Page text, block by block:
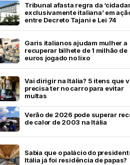
Tribunal afasta regra da
exclusivamente italiana’ em
entre Decreto Tajani e Lei 74
Garis italianos ajudam mulher a
recuperar bilhete de 1 milhão de
euros jogado no lixo
Vai dirigir na Itália? 5 itens que
precisa ter no carro para evitar
multas
Verão de 2026 pode superar
de calor de 2003 na Itália
Sabia que o palácio do
Itália já foi residência de papas?